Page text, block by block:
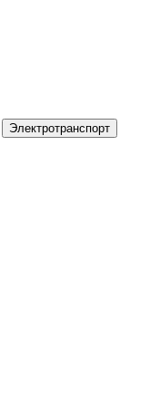
Электротранспорт